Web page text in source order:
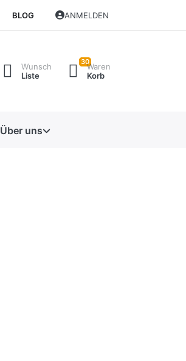
BLOG ANMELDEN
Wunsch
Liste
30Waren
Korb
Über uns